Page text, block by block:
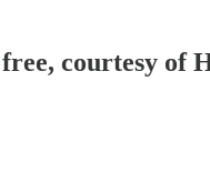
courtesy of